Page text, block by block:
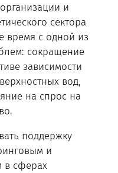
и
сектора
время с одной из
сокращение
зависимости
вод,
на спрос на
поддержку
и
в сферах